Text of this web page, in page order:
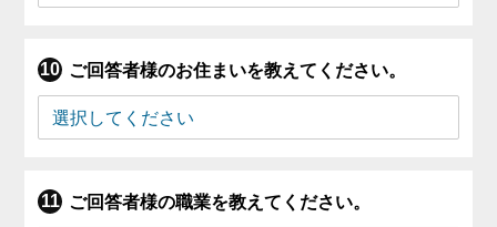
ご回答者様のお住まいを教えてください。
ご回答者様の職業を教えてください。